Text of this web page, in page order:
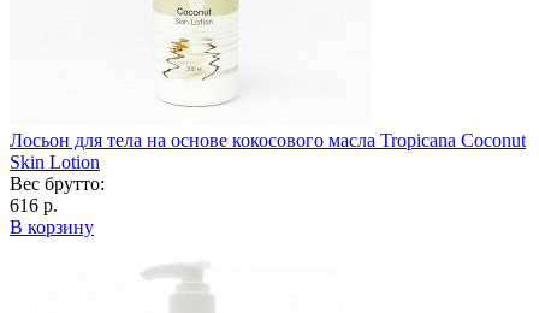
Лосьон для тела на основе кокосового масла Tropicana Coconut
Skin Lotion
Вес брутто:
616 р.
В корзину